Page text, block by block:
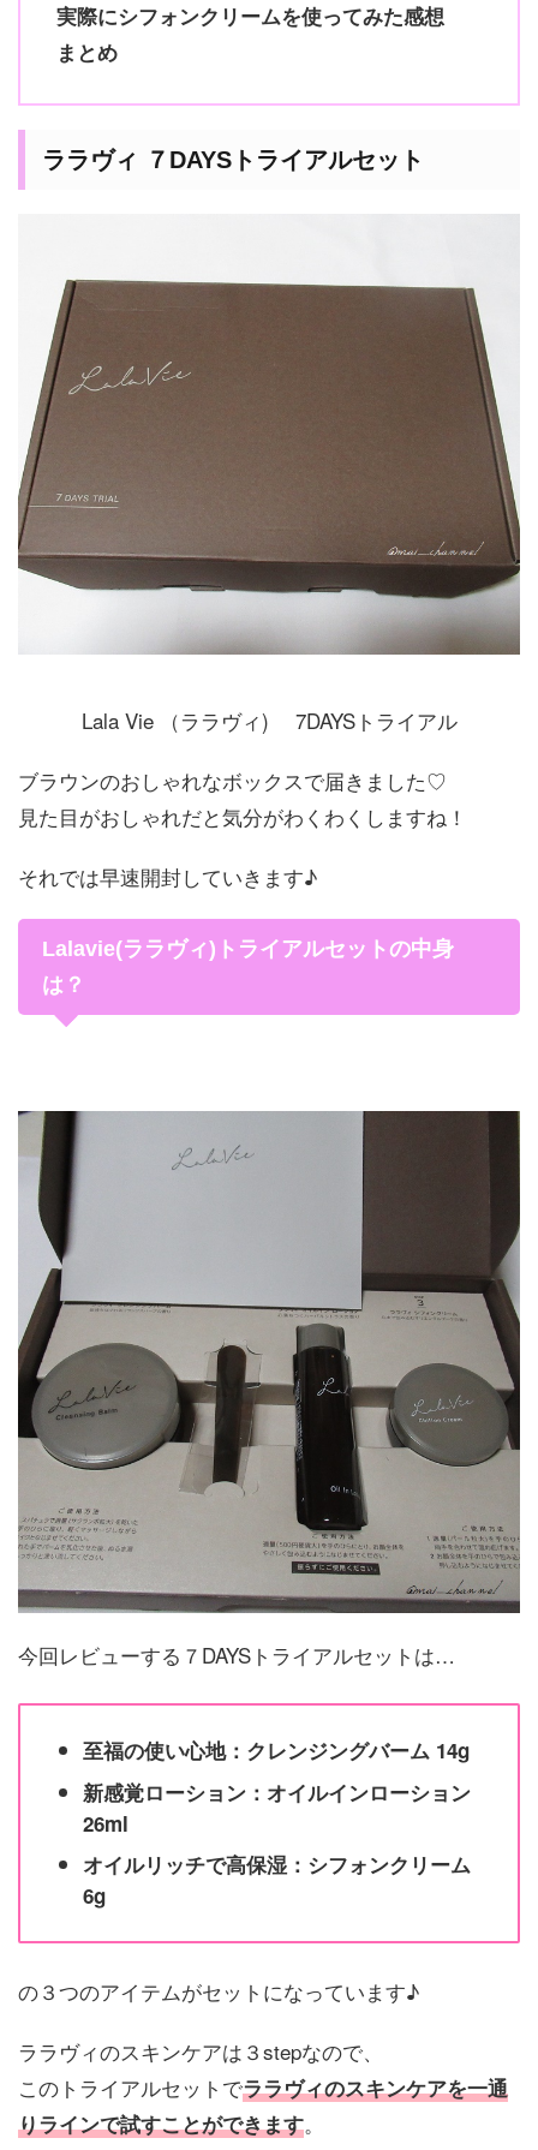
実際にシフォンクリームを使ってみた感想
まとめ
ララヴィ ７DAYSトライアルセット
Lala Vie （ララヴィ) 7DAYSトライアル
ブラウンのおしゃれなボックスで届きました♡
見た目がおしゃれだと気分がわくわくしますね！
それでは早速開封していきます♪
Lalavie(ララヴィ)トライアルセットの中身
は？
今回レビューする７DAYSトライアルセットは…
至福の使い心地：クレンジングバーム 14g
新感覚ローション：オイルインローション
26ml
オイルリッチで高保湿：シフォンクリーム
6g
の３つのアイテムがセットになっています♪
ララヴィのスキンケアは３stepなので、
このトライアルセットでララヴィのスキンケアを一通
りラインで試すことができます。